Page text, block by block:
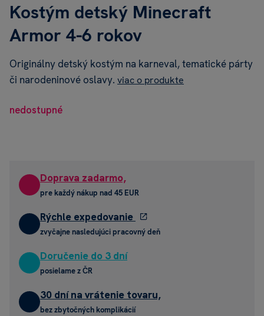
Kostým detský Minecraft
Armor 4-6 rokov
Originálny detský kostým na karneval, tematické párty
či narodeninové oslavy. viac o produkte
nedostupné
Doprava zadarmo,
pre každý nákup nad 45 EUR
Rýchle expedovanie
zvyčajne nasledujúci pracovný deň
Doručenie do 3 dní
posielame z ČR
30 dní na vrátenie tovaru,
bez zbytočných komplikácií